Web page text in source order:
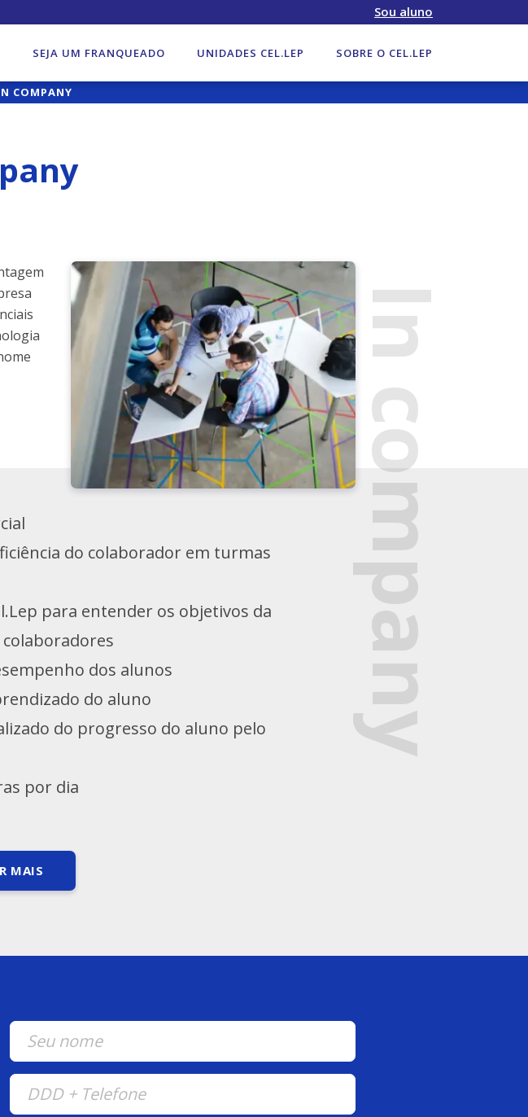
Sou aluno
SEJA UM FRANQUEADO UNIDADES CEL.LEP SOBRE O CEL.LEP
COMPANY
In company
do colaborador em turmas
para entender os objetivos da
dos alunos
do aluno
do progresso do aluno pelo
por dia
MAIS